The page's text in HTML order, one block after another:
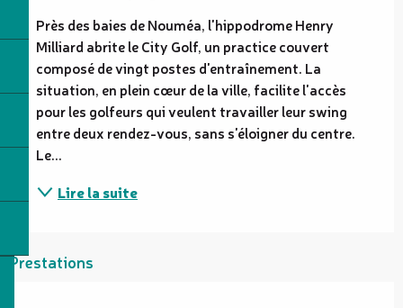
Près des baies de Nouméa, l'hippodrome Henry
Milliard abrite le City Golf, un practice couvert
composé de vingt postes d'entraînement. La
situation, en plein cœur de la ville, facilite l'accès
pour les golfeurs qui veulent travailler leur swing
entre deux rendez-vous, sans s'éloigner du centre.
Le...
Lire la suite
Prestations